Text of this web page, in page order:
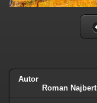
Autor
Roman Najbert